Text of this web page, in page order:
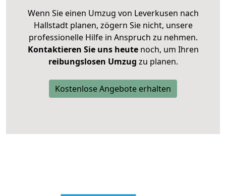
Wenn Sie einen Umzug von Leverkusen nach
Hallstadt planen, zögern Sie nicht, unsere
professionelle Hilfe in Anspruch zu nehmen.
Kontaktieren Sie uns heutenoch, um Ihren
reibungslosen Umzug zu planen.
Kostenlose Angebote erhalten